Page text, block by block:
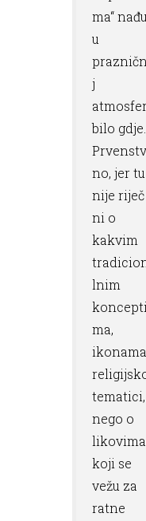
ma“ nađu
u
j
bilo gdje.
no, jer tu
nije riječ
ni o
kakvim
lnim
ma,
tematici,
nego o
likovima
koji se
vežu za
ratne